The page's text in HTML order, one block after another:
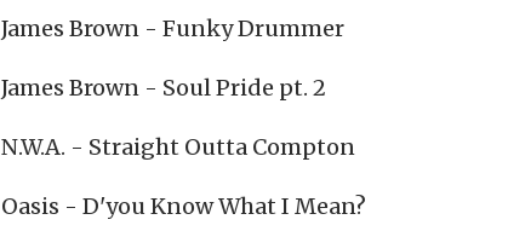
James Brown - Funky Drummer
James Brown - Soul Pride pt. 2
N.W.A. - Straight Outta Compton
Oasis - D'you Know What I Mean?